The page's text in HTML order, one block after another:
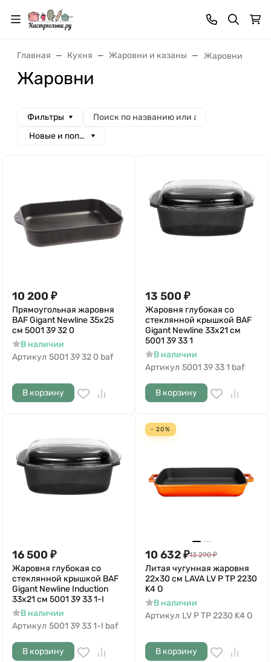
Главная Кухня Жаровни и казаны Жаровни
Жаровни
Фильтры
Новые и популярные
10 200 ₽
Прямоугольная жаровня
BAF Gigant Newline 35x25
см 5001 39 32 0
В наличии
Артикул 5001 39 32 0 baf
В корзину
13 500 ₽
Жаровня глубокая со
стеклянной крышкой BAF
Gigant Newline 33x21 см
5001 39 33 1
В наличии
Артикул 5001 39 33 1 baf
В корзину
16 500 ₽
Жаровня глубокая со
стеклянной крышкой BAF
Gigant Newline Induction
33x21 см 5001 39 33 1-I
В наличии
Артикул 5001 39 33 1-I baf
В корзину
- 20%
10 632₽13 290 ₽
Литая чугунная жаровня
22x30 см LAVA LV P TP 2230
K4 O
В наличии
Артикул LV P TP 2230 K4 O
В корзину